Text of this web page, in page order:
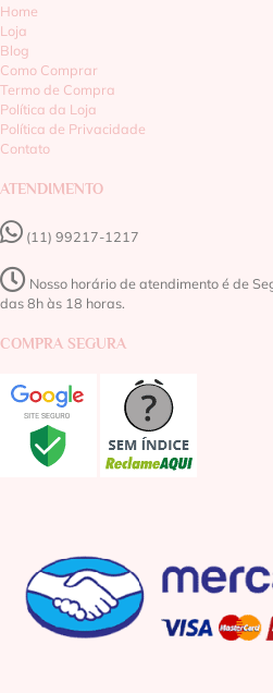
Home
Loja
Blog
Como Comprar
Termo de Compra
Política da Loja
Política de Privacidade
Contato
ATENDIMENTO
(11) 99217-1217‬
Nosso horário de atendimento é de
das 8h às 18 horas.
COMPRA SEGURA